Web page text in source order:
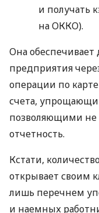
и получать
на ОККО).
Она обеспечивает
предприятия
операции по
счета,
позволяющими не
отчетность.
Кстати,
открывает своим
лишь перечнем
и наемных